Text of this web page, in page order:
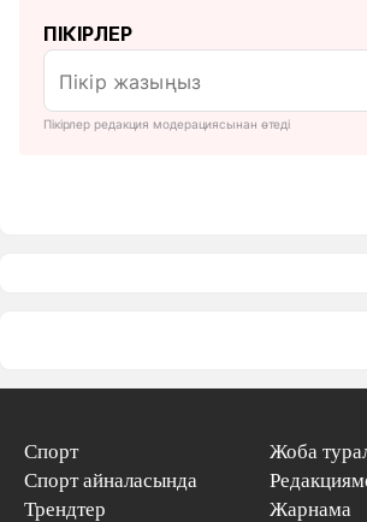
ПІКІРЛЕР
Пікірлер редакция модерациясынан өтеді
Спорт
Спорт айналасында
Трендтер
Жоба
Жарнама